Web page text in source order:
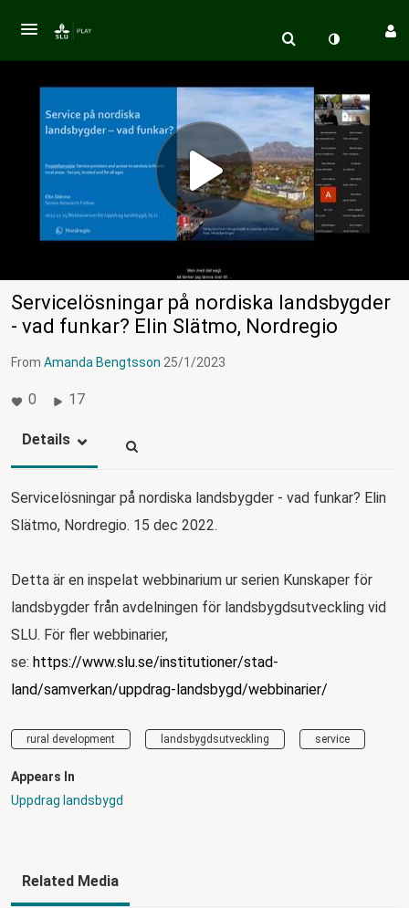
Servicelösningar på nordiska landsbygder
- vad funkar? Elin Slätmo, Nordregio
From Amanda Bengtsson 25/1/2023
0 17
Details
Servicelösningar på nordiska landsbygder - vad funkar? Elin
Slätmo, Nordregio. 15 dec 2022.
Detta är en inspelat webbinarium ur serien Kunskaper för
landsbygder från avdelningen för landsbygdsutveckling vid
SLU. För fler webbinarier,
se: https://www.slu.se/institutioner/stad-
land/samverkan/uppdrag-landsbygd/webbinarier/
rural development landsbygdsutveckling service
Appears In
Uppdrag landsbygd
Related Media